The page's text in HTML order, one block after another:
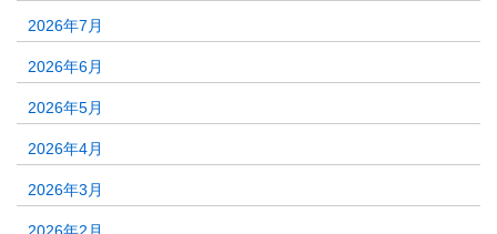
2026年7月
2026年6月
2026年5月
2026年4月
2026年3月